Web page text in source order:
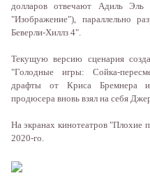
долларов отвечают Адиль
"Изображение"), параллельно
Беверли-Хиллз 4".
Текущую версию сценария
"Голодные игры: Сойка-
драфты от Криса Бремнера
продюсера вновь взял на себя
На экранах кинотеатров "Плохие
2020-го.